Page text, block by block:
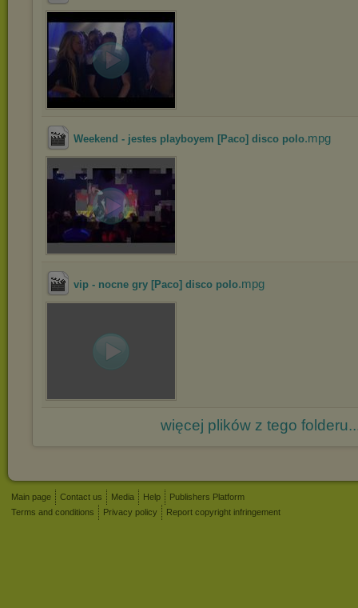
Weekend - jestes playboyem [Paco] disco polo.mpg
vip - nocne gry [Paco] disco polo.mpg
więcej plików z tego
Main page Contact us Media Help
Publishers Platform
Terms and conditions
Privacy policy Report copyright infringement